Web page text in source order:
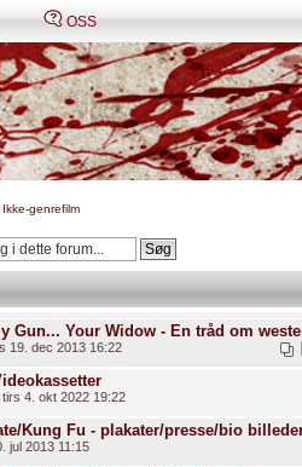
OSS
Ikke-genrefilm
Gun... Your Widow - En tråd om
19. dec 2013 16:22
tirs 4. okt 2022 19:22
Kung Fu - plakater/presse/bio
jul 2013 11:15